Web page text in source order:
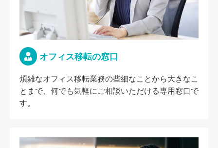
オフィス移転の窓口
煩雑なオフィス移転業務の些細なことから大きなこ
とまで、何でも気軽にご相談いただける専用窓口で
す。